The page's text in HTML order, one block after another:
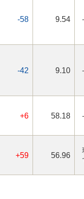
-58 9.54 -
-42 9.10 -
+6 58.18 -
+59 56.96